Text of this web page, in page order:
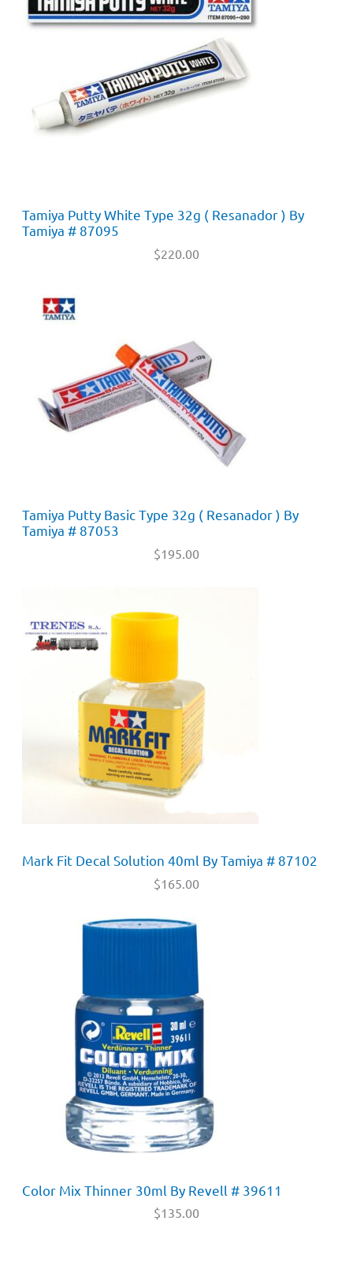
Tamiya Putty White Type 32g ( Resanador ) By
Tamiya # 87095
$220.00
Tamiya Putty Basic Type 32g ( Resanador ) By
Tamiya # 87053
$195.00
Mark Fit Decal Solution 40ml By Tamiya # 87102
$165.00
Color Mix Thinner 30ml By Revell # 39611
$135.00